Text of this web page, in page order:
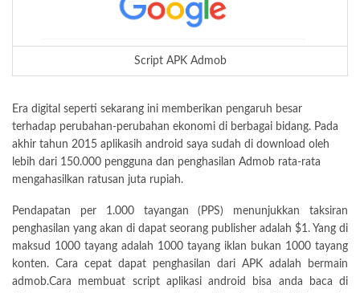
Script APK Admob
Era digital seperti sekarang ini memberikan pengaruh besar
terhadap perubahan-perubahan ekonomi di berbagai bidang. Pada
akhir tahun 2015 aplikasih android saya sudah di download oleh
lebih dari 150.000 pengguna dan penghasilan Admob rata-rata
mengahasilkan ratusan juta rupiah.
Pendapatan per 1.000 tayangan (PPS) menunjukkan taksiran
penghasilan yang akan di dapat seorang publisher adalah $1. Yang di
maksud 1000 tayang adalah 1000 tayang iklan bukan 1000 tayang
konten. Cara cepat dapat penghasilan dari APK adalah bermain
admob.Cara membuat script aplikasi android bisa anda baca di